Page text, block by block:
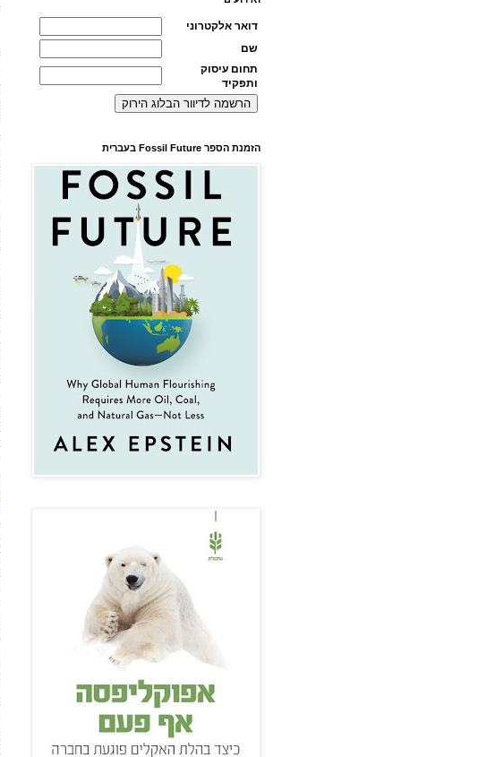
דואר אלקטרוני
שם
תחום עיסוק
ותפקיד
הזמנת הספר Fossil Future בעברית